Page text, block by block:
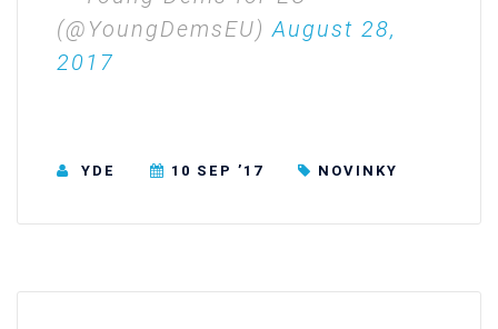
(@YoungDemsEU)August 28,
2017
YDE 10 SEP ’17 NOVINKY